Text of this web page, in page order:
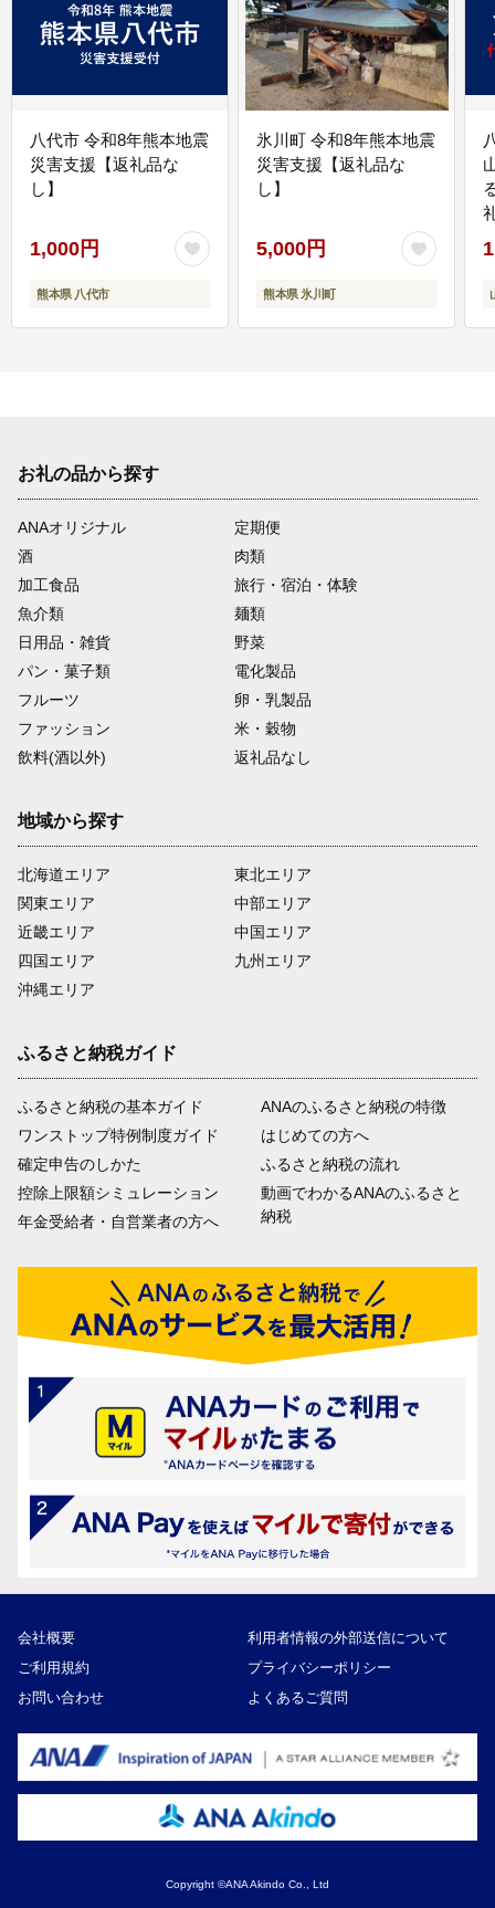
八代市 令和8年熊本地震
災害支援【返礼品な
し】
1,000円
熊本県 八代市
氷川町 令和8年熊本地震
災害支援【返礼品な
し】
5,000円
熊本県 氷川町
お礼の品から探す
ANAオリジナル
定期便
酒
肉類
加工食品
旅行・宿泊・体験
魚介類
麺類
日用品・雑貨
野菜
パン・菓子類
電化製品
フルーツ
卵・乳製品
ファッション
米・穀物
飲料(酒以外)
返礼品なし
地域から探す
北海道エリア
関東エリア
近畿エリア
四国エリア
沖縄エリア
東北エリア
中部エリア
中国エリア
九州エリア
ふるさと納税ガイド
ふるさと納税の基本ガイド
ワンストップ特例制度ガイド
確定申告のしかた
控除上限額シミュレーション
年金受給者・自営業者の方へ
ANAのふるさと納税の特徴
はじめての方へ
ふるさと納税の流れ
動画でわかるANAのふるさと
納税
会社概要
利用者情報の外部送信について
ご利用規約
プライバシーポリシー
お問い合わせ
よくあるご質問
Copyright ©ANA Akindo Co., Ltd